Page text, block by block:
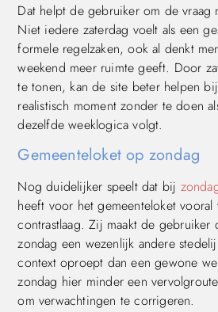
Dat helpt de gebruiker om de vraag
Niet iedere zaterdag voelt als een
formele regelzaken, ook al denkt
weekend meer ruimte geeft. Door
te tonen, kan de site beter helpen
realistisch moment zonder te doen
dezelfde weeklogica volgt.
Gemeenteloket op zondag
Nog duidelijker speelt dat bij
heeft voor het gemeenteloket vooral
contrastlaag. Zij maakt de gebruiker
zondag een wezenlijk andere
context oproept dan een gewone
zondag hier minder een
om verwachtingen te corrigeren.